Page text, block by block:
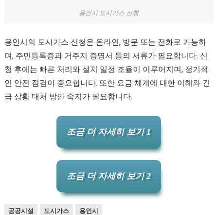
용인시 도시가스 신청
용인시의 도시가스 신청은 온라인, 방문 또는 전화로 가능하
며, 주민등록증과 거주지 증명서 등의 서류가 필요합니다. 신
청 후에는 빠른 처리와 설치 일정 조율이 이루어지며, 정기적
인 안전 점검이 중요합니다. 또한 요금 체계에 대한 이해와 긴
급 상황 대처 방안 숙지가 필요합니다.
조금 더 자세히 보기 1
조금 더 자세히 보기 2
공공시설 도시가스 용인시